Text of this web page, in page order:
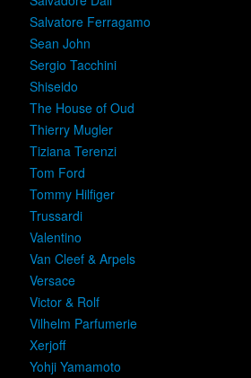
Salvatore Ferragamo
Sean John
Sergio Tacchini
Shiseido
The House of Oud
Thierry Mugler
Tiziana Terenzi
Tom Ford
Tommy Hilfiger
Trussardi
Valentino
Van Cleef & Arpels
Versace
Victor & Rolf
Vilhelm Parfumerie
Xerjoff
Yohji Yamamoto